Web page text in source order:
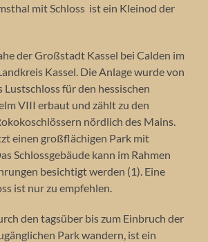
mit Schloss ist ein Kleinod der
der Großstadt Kassel bei Calden im
Kassel. Die Anlage wurde von
Lustschloss für den hessischen
VIII erbaut und zählt zu den
nördlich des Mains.
einen großflächigen Park mit
Schlossgebäude kann im Rahmen
besichtigt werden (1). Eine
ist nur zu empfehlen.
den tagsüber bis zum Einbruch der
Park wandern, ist ein